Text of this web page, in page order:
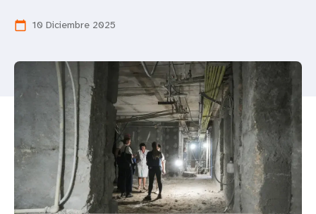
calendar_today 10 Diciembre 2025